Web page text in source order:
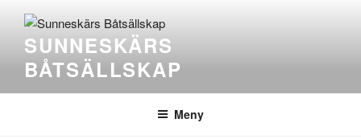
SUNNESKÄRS
BÅTSÄLLSKAP
Meny